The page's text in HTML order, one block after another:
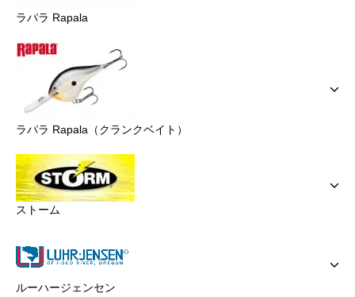
ラパラ Rapala
ラパラ Rapala（クランクベイト）
ストーム
ルーハージェンセン